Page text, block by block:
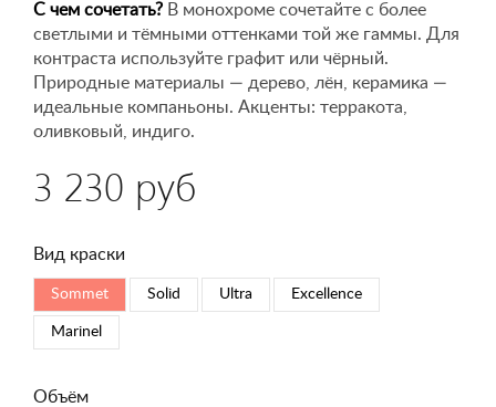
С чем сочетать? В монохроме сочетайте с более
светлыми и тёмными оттенками той же гаммы. Для
контраста используйте графит или чёрный.
Природные материалы — дерево, лён, керамика —
идеальные компаньоны. Акценты: терракота,
оливковый, индиго.
3 230 руб
Вид краски
Sommet Solid Ultra Excellence
Marinel
Объём